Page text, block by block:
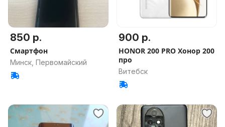
850 р.
Смартфон
Минск, Первомайский
900 р.
HONOR 200 PRO Хонор 200
про
Витебск